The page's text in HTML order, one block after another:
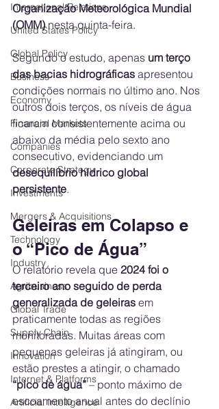
International Relations
United States Policy
Global Policy
Business
Economy
Financial Markets
Companies
Corporate Strategy
Investments
Mergers & Acquisitions
Technology
Industry
Agribusiness
Global Trade
Supply Chain
Innovation
Internet & Platforms
Artificial Intelligence
Organização Meteorológica Mundial
(OMM) nesta quinta-feira.
Segundo o estudo, apenas um terço
das bacias hidrográficas apresentou
condições normais no último ano. Nos
outros dois terços, os níveis de água
ficaram consistentemente acima ou
abaixo da média pelo sexto ano
consecutivo, evidenciando um
desequilíbrio hídrico global
persistente.
Geleiras em Colapso e
o “Pico de Água”
O relatório revela que 2024 foi o
terceiro ano seguido de perda
generalizada de geleiras em
praticamente todas as regiões
monitoradas. Muitas áreas com
pequenas geleiras já atingiram, ou
estão prestes a atingir, o chamado
“pico de água” – ponto máximo de
escoamento anual antes do declínio